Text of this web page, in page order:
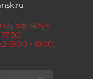
оф. 505, 5
(9:00 - 18:00)